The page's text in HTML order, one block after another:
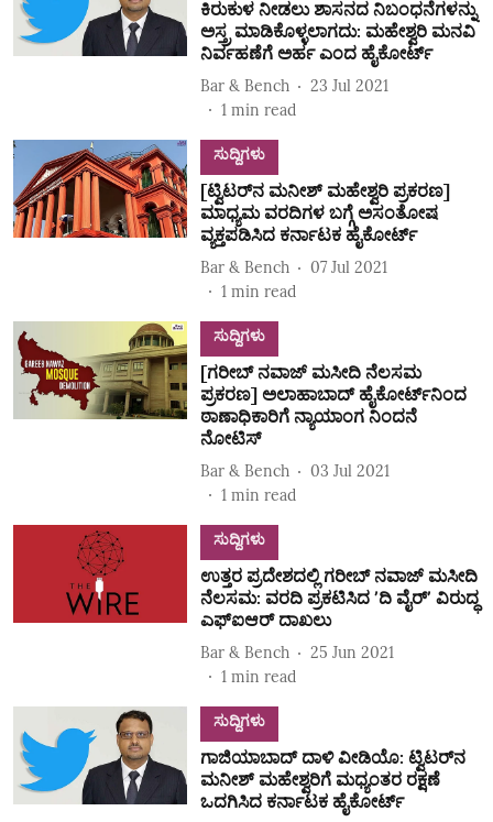
ಕಿರುಕುಳ ನೀಡಲು ಶಾಸನದ ನಿಬಂಧನೆಗಳನ್ನು
ಅಸ್ತ್ರ ಮಾಡಿಕೊಳ್ಳಲಾಗದು: ಮಹೇಶ್ವರಿ ಮನವಿ
ನಿರ್ವಹಣೆಗೆ ಅರ್ಹ ಎಂದ ಹೈಕೋರ್ಟ್‌
Bar & Bench
23 Jul 2021
1 min read
ಸುದ್ದಿಗಳು
[ಟ್ವಿಟರ್‌ನ ಮನೀಶ್‌ ಮಹೇಶ್ವರಿ ಪ್ರಕರಣ]
ಮಾಧ್ಯಮ ವರದಿಗಳ ಬಗ್ಗೆ ಅಸಂತೋಷ
ವ್ಯಕ್ತಪಡಿಸಿದ ಕರ್ನಾಟಕ ಹೈಕೋರ್ಟ್‌
Bar & Bench
07 Jul 2021
1 min read
ಸುದ್ದಿಗಳು
[ಗರೀಬ್‌ ನವಾಜ್‌ ಮಸೀದಿ ನೆಲಸಮ
ಪ್ರಕರಣ] ಅಲಾಹಾಬಾದ್‌ ಹೈಕೋರ್ಟ್‌ನಿಂದ
ಠಾಣಾಧಿಕಾರಿಗೆ ನ್ಯಾಯಾಂಗ ನಿಂದನೆ
ನೋಟಿಸ್‌
Bar & Bench
03 Jul 2021
1 min read
ಸುದ್ದಿಗಳು
ಉತ್ತರ ಪ್ರದೇಶದಲ್ಲಿ ಗರೀಬ್‌ ನವಾಜ್‌ ಮಸೀದಿ
ನೆಲಸಮ: ವರದಿ ಪ್ರಕಟಿಸಿದ ʼದಿ ವೈರ್‌ʼ ವಿರುದ್ಧ
ಎಫ್‌ಐಆರ್‌ ದಾಖಲು
Bar & Bench
25 Jun 2021
1 min read
ಸುದ್ದಿಗಳು
ಗಾಜಿಯಾಬಾದ್ ದಾಳಿ ವೀಡಿಯೊ: ಟ್ವಿಟರ್‌ನ
ಮನೀಶ್ ಮಹೇಶ್ವರಿಗೆ ಮಧ್ಯಂತರ ರಕ್ಷಣೆ
ಒದಗಿಸಿದ ಕರ್ನಾಟಕ ಹೈಕೋರ್ಟ್